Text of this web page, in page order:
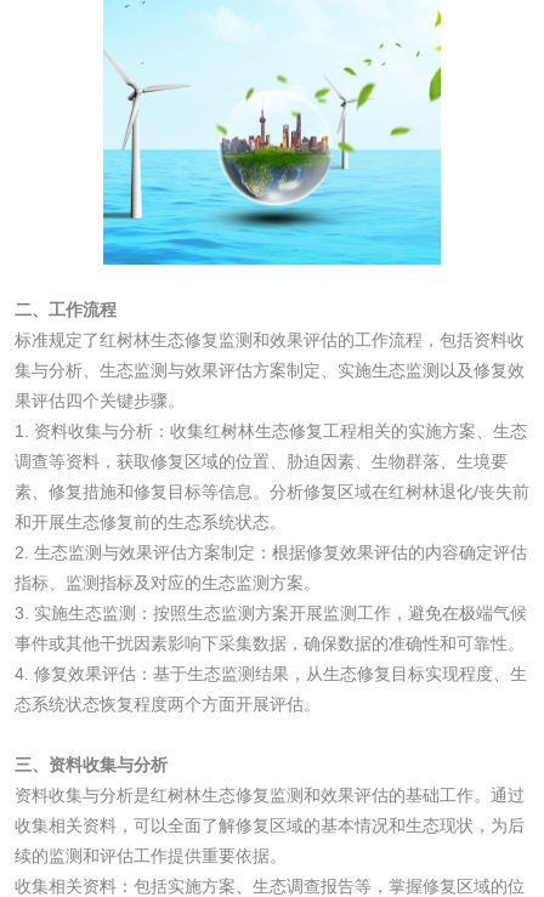
二、工作流程
标准规定了红树林生态修复监测和效果评估的工作流程，包括资料收
集与分析、生态监测与效果评估方案制定、实施生态监测以及修复效
果评估四个关键步骤。
1. 资料收集与分析：收集红树林生态修复工程相关的实施方案、生态
调查等资料，获取修复区域的位置、胁迫因素、生物群落、生境要
素、修复措施和修复目标等信息。分析修复区域在红树林退化/丧失前
和开展生态修复前的生态系统状态。
2. 生态监测与效果评估方案制定：根据修复效果评估的内容确定评估
指标、监测指标及对应的生态监测方案。
3. 实施生态监测：按照生态监测方案开展监测工作，避免在极端气候
事件或其他干扰因素影响下采集数据，确保数据的准确性和可靠性。
4. 修复效果评估：基于生态监测结果，从生态修复目标实现程度、生
态系统状态恢复程度两个方面开展评估。
三、资料收集与分析
资料收集与分析是红树林生态修复监测和效果评估的基础工作。通过
收集相关资料，可以全面了解修复区域的基本情况和生态现状，为后
续的监测和评估工作提供重要依据。
收集相关资料：包括实施方案、生态调查报告等，掌握修复区域的位
油墨检测
陶瓷颜料检测
油墨成分分析
玻璃画颜料检测 儿童水粉画颜料检
油品
油品检测 润滑油检测
生物柴油检测
防冻液检测
测
齿轮油检测
食品接触
食品接触材料检测